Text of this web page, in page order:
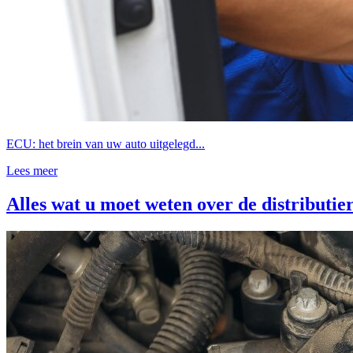
ECU: het brein van uw auto uitgelegd...
Lees meer
Alles wat u moet weten over de